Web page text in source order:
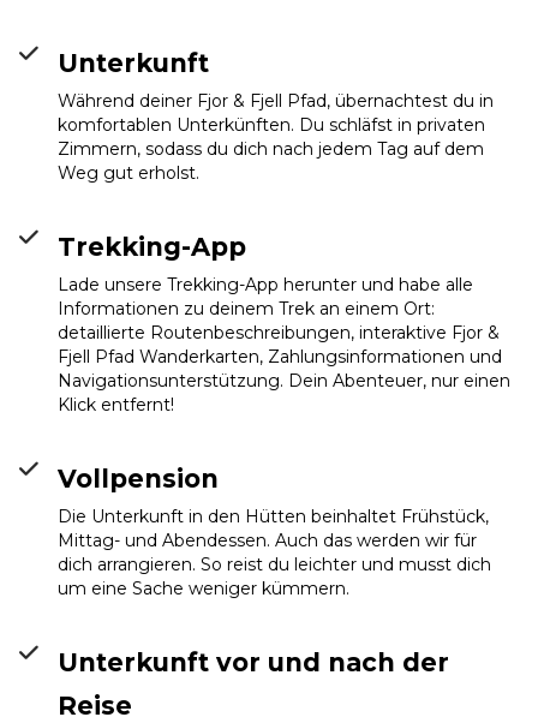
Rondvassbu Info
Unterkunft
Während deiner Fjor & Fjell Pfad, übernachtest du in
komfortablen Unterkünften. Du schläfst in privaten
Zimmern, sodass du dich nach jedem Tag auf dem
Weg gut erholst.
Trekking-App
Lade unsere Trekking-App herunter und habe alle
Informationen zu deinem Trek an einem Ort:
detaillierte Routenbeschreibungen, interaktive Fjor &
Fjell Pfad Wanderkarten, Zahlungsinformationen und
Navigationsunterstützung. Dein Abenteuer, nur einen
Klick entfernt!
Vollpension
Die Unterkunft in den Hütten beinhaltet Frühstück,
Mittag- und Abendessen. Auch das werden wir für
dich arrangieren. So reist du leichter und musst dich
um eine Sache weniger kümmern.
Unterkunft vor und nach der
Reise